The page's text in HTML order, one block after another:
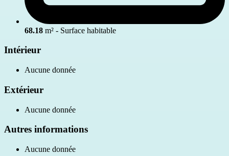
68.18 m² - Surface habitable
Intérieur
Aucune donnée
Extérieur
Aucune donnée
Autres informations
Aucune donnée